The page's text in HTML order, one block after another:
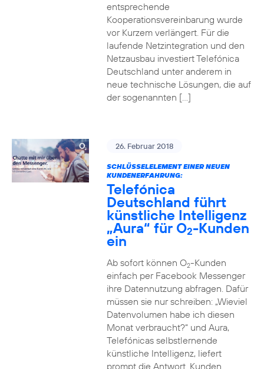
entsprechende
Kooperationsvereinbarung wurde
vor Kurzem verlängert. Für die
laufende Netzintegration und den
Netzausbau investiert Telefónica
Deutschland unter anderem in
neue technische Lösungen, die auf
der sogenannten […]
26. Februar 2018
SCHLÜSSELELEMENT EINER NEUEN
KUNDENERFAHRUNG:
Telefónica
Deutschland führt
künstliche Intelligenz
„Aura“ für O2-Kunden
ein
Ab sofort können O2-Kunden
einfach per Facebook Messenger
ihre Datennutzung abfragen. Dafür
müssen sie nur schreiben: „Wieviel
Datenvolumen habe ich diesen
Monat verbraucht?“ und Aura,
Telefónicas selbstlernende
künstliche Intelligenz, liefert
prompt die Antwort. Kunden